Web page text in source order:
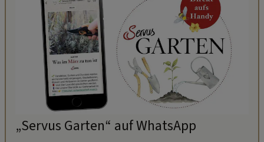
„Servus Garten“ auf WhatsApp